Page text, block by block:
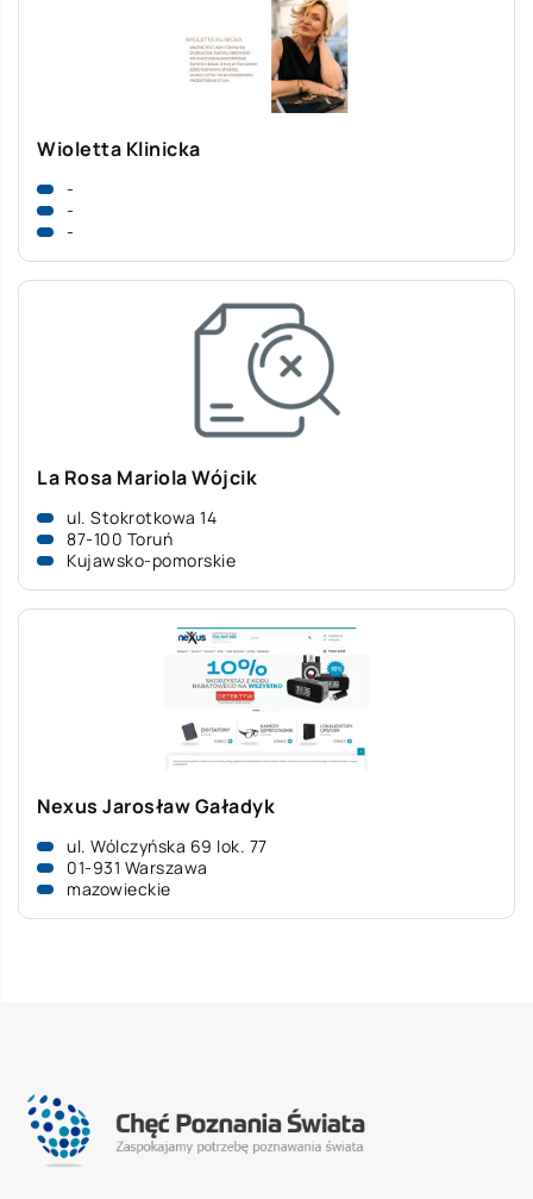
Wioletta Klinicka
-
-
-
La Rosa Mariola Wójcik
ul. Stokrotkowa 14
87-100 Toruń
Kujawsko-pomorskie
Nexus Jarosław Gaładyk
ul. Wólczyńska 69 lok. 77
01-931 Warszawa
mazowieckie